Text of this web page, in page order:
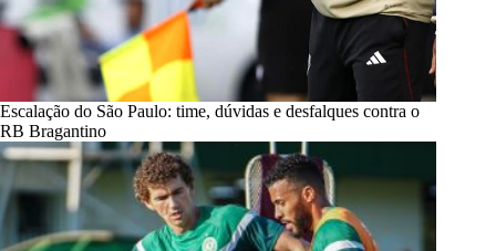
Escalação do São Paulo: time, dúvidas e desfalques contra o
RB Bragantino